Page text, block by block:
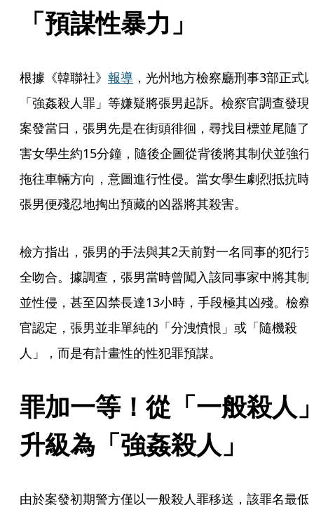
「預謀性暴力」
根據《韓聯社》 報導 ，光州地方檢察廳刑事3部正式
「強姦殺人罪」等嫌疑將張男起訴。檢察官調查發現
案發當日，張男先是在街頭徘徊，尋找目標並尾隨了
害女學生約15分鐘，隨後企圖從背後將其制伏並強行
拖往車輛方向，意圖進行性侵。當女學生劇烈抵抗時
張男便殘忍地掏出預藏的凶器將其殺害。
檢方指出，張男的手法與其2天前對一名同事的犯行
全吻合。據調查，張男當時曾闖入該同事家中將其制
並性侵，甚至囚禁長達13小時，手段極其凶殘。檢察
官認定，張男並非單純的「分洩憤恨」或「隨機殺
人」，而是有計畫性的性犯罪預謀。
罪加一等！從「一般殺人
升級為「強姦殺人」
由於案發初期警方僅以一般殺人罪移送，該罪名最低